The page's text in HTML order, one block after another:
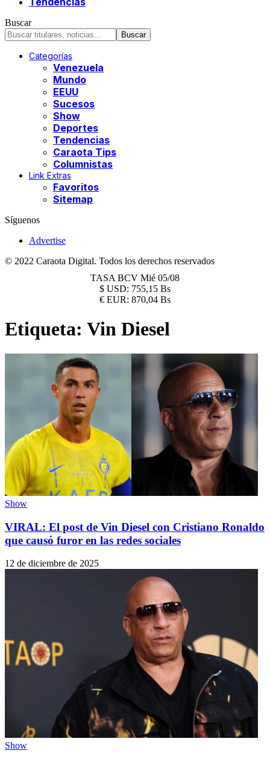
Buscar
Categorías
Venezuela
Mundo
EEUU
Sucesos
Show
Deportes
Tendencias
Caraota Tips
Columnistas
Link Extras
Favoritos
Sitemap
Síguenos
Advertise
© 2022 Caraota Digital. Todos los derechos reservados
TASA BCV Mié 05/08
$ USD: 755,15 Bs
€ EUR: 870,04 Bs
Etiqueta: Vin Diesel
Show
VIRAL: El post de Vin Diesel con Cristiano Ronaldo
que causó furor en las redes sociales
12 de diciembre de 2025
Show